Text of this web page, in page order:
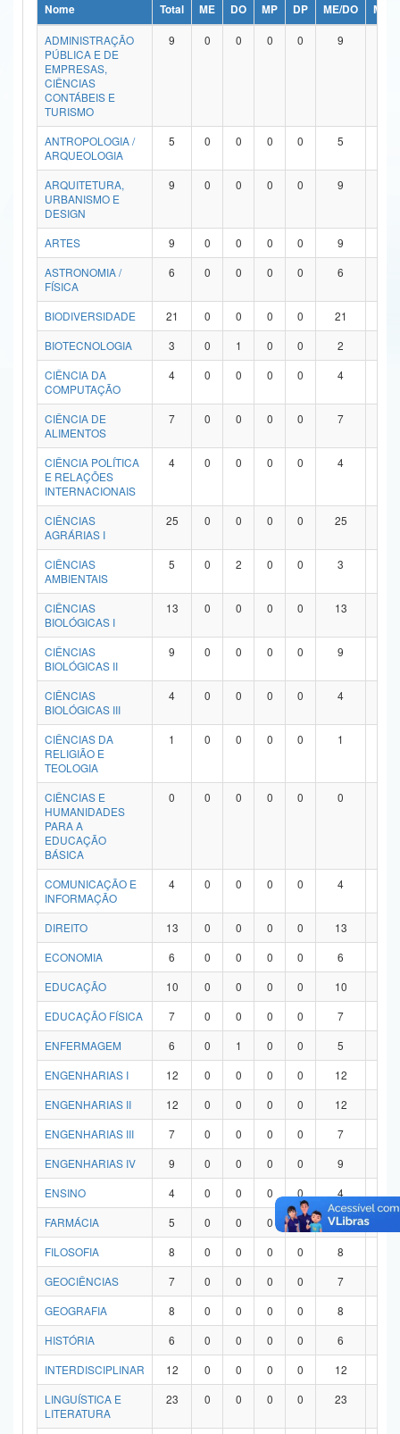
Ministério da Ciência, Tecnologia, Inovações e Comunicações
Ministério do Meio Ambiente
Ministério do Turismo
Ministério do Desenvolvimento Regional
Controladoria-Geral da União
Ministério da Mulher, da Família e dos Direitos Humanos
Secretaria de Governo
Advocacia-Geral da União
Banco Central do Brasil
Nome Total ME DO MP DP ME/DO
MP/
ADMINISTRAÇÃO
PÚBLICA E DE
EMPRESAS,
CIÊNCIAS
CONTÁBEIS E
TURISMO
9 0 0 0 0 9
ANTROPOLOGIA /
ARQUEOLOGIA
5 0 0 0 0 5
ARQUITETURA,
URBANISMO E
DESIGN
9 0 0 0 0 9
ARTES 9 0 0 0 0 9
ASTRONOMIA /
FÍSICA
6 0 0 0 0 6
BIODIVERSIDADE 21 0 0 0 0 21
BIOTECNOLOGIA
3 0 1 0 0 2
CIÊNCIA DA
COMPUTAÇÃO
4 0 0 0 0 4
CIÊNCIA DE
ALIMENTOS
7 0 0 0 0 7
CIÊNCIA POLÍTICA
E RELAÇÕES
INTERNACIONAIS
4 0 0 0 0 4
CIÊNCIAS
AGRÁRIAS I
25 0 0 0 0 25
CIÊNCIAS
AMBIENTAIS
5 0 2 0 0 3
CIÊNCIAS
BIOLÓGICAS I
13 0 0 0 0 13
CIÊNCIAS
BIOLÓGICAS II
9 0 0 0 0 9
CIÊNCIAS
BIOLÓGICAS III
4 0 0 0 0 4
CIÊNCIAS DA
RELIGIÃO E
TEOLOGIA
1 0 0 0 0 1
CIÊNCIAS E
HUMANIDADES
PARA A
EDUCAÇÃO
BÁSICA
0 0 0 0 0 0
COMUNICAÇÃO E
INFORMAÇÃO
4 0 0 0 0 4
DIREITO 13 0 0 0 0 13
ECONOMIA
6 0 0 0 0 6
EDUCAÇÃO
10 0 0 0 0 10
EDUCAÇÃO FÍSICA
7 0 0 0 0 7
ENFERMAGEM
6 0 1 0 0 5
ENGENHARIAS I
12 0 0 0 0 12
ENGENHARIAS II
12 0 0 0 0 12
ENGENHARIAS III
7 0 0 0 0 7
ENGENHARIAS IV
9 0 0 0 0 9
ENSINO
4 0 0 0 0 4
FARMÁCIA
5 0 0 0 0 5
FILOSOFIA
8 0 0 0 0 8
GEOCIÊNCIAS
7 0 0 0 0 7
GEOGRAFIA
8 0 0 0 0 8
HISTÓRIA
6 0 0 0 0 6
INTERDISCIPLINAR
12 0 0 0 0 12
LINGUÍSTICA E
LITERATURA
23 0 0 0 0 23